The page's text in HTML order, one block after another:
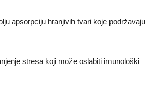
apsorpciju hranjivih tvari koje podržavaju
stresa koji može oslabiti imunološki